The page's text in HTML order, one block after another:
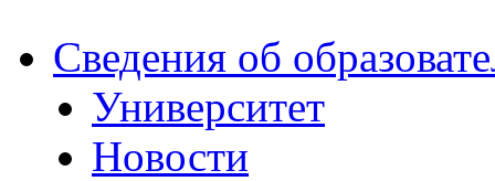
Сведения об
Университет
Новости